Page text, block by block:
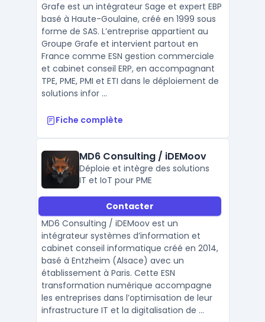
Grafe est un intégrateur Sage et expert EBP
basé à Haute-Goulaine, créé en 1999 sous
forme de SAS. L’entreprise appartient au
Groupe Grafe et intervient partout en
France comme ESN gestion commerciale
et cabinet conseil ERP, en accompagnant
TPE, PME, PMI et ETI dans le déploiement de
solutions infor ...
Fiche complète
MD6 Consulting / iDEMoov
Déploie et intègre des solutions
IT et IoT pour PME
Contacter
MD6 Consulting / iDEMoov est un
intégrateur systèmes d’information et
cabinet conseil informatique créé en 2014,
basé à Entzheim (Alsace) avec un
établissement à Paris. Cette ESN
transformation numérique accompagne
les entreprises dans l’optimisation de leur
infrastructure IT et la digitalisation de ...